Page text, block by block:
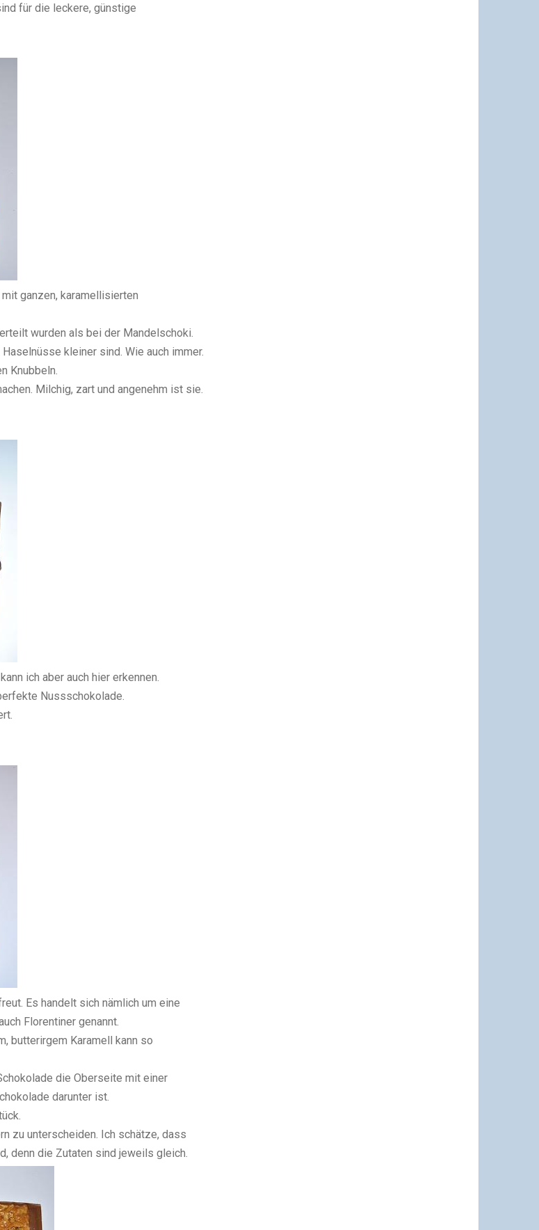
für die leckere, günstige
ganzen, karamellisierten
wurden als bei der Mandelschoki.
kleiner sind. Wie auch immer.
Knubbeln.
Milchig, zart und angenehm ist sie.
ich aber auch hier erkennen.
Nussschokolade.
Es handelt sich nämlich um eine
Florentiner genannt.
butterirgem Karamell kann so
die Oberseite mit einer
darunter ist.
zu unterscheiden. Ich schätze, dass
denn die Zutaten sind jeweils gleich.